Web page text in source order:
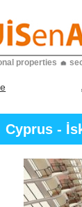
properties
Cyprus -